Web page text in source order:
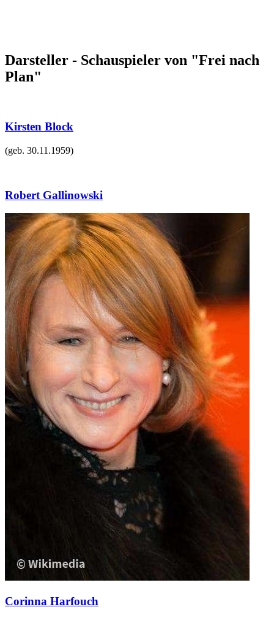
Darsteller - Schauspieler von "Frei nach
Plan"
Kirsten Block
(geb. 30.11.1959)
Robert Gallinowski
Corinna Harfouch